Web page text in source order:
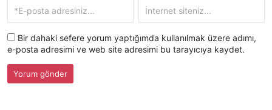
Bir dahaki sefere yorum yaptığımda kullanılmak üzere adımı,
e-posta adresimi ve web site adresimi bu tarayıcıya kaydet.